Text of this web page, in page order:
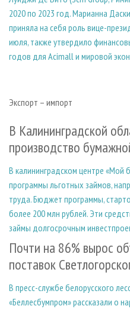
2020 по 2023 год. Марианна
приняла на себя роль вице-
июля, также утвердило
годов для Acimall и мировой
Экспорт – импорт
В Калининградской
производство
В калининградском центре «Мой
программы льготных займов,
труда. Бюджет программы,
более 200 млн рублей. Эти
займы долгосрочным
Почти на 86% вырос
поставок
В пресс-службе белорусского
«Беллесбумпром» рассказали о